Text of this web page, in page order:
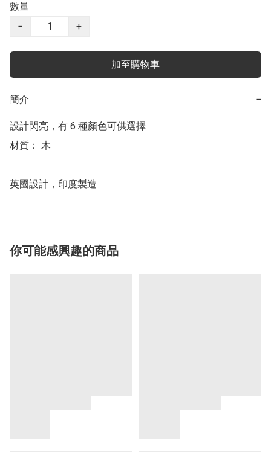
數量
−
+
加至購物車
簡介 −
設計閃亮，有 6 種顏色可供選擇
材質： 木
英國設計，印度製造
你可能感興趣的商品